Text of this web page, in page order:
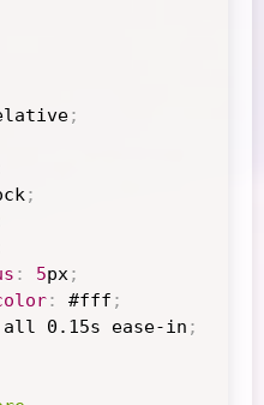
;
;
: 5px;
: #fff ;
all 0.15s ease-in ;